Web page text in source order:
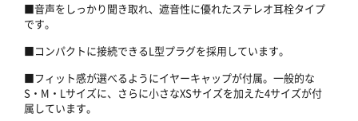
■音声をしっかり聞き取れ、遮音性に優れたステレオ耳栓タイプ
です。
■コンパクトに接続できるL型プラグを採用しています。
■フィット感が選べるようにイヤーキャップが付属。一般的な
S・M・Lサイズに、さらに小さなXSサイズを加えた4サイズが付
属しています。